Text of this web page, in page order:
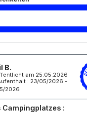
B.
am 25.05.2026
: 23/05/2026 -
2026
Campingplatzes :